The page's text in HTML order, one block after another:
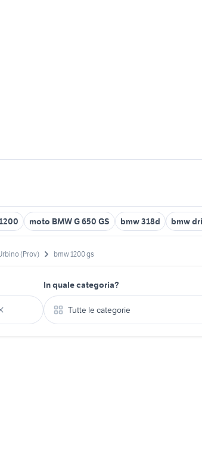
moto BMW G 650 GS bmw 318d bmw
(Prov) bmw 1200 gs
In quale categoria?
Tutte le categorie